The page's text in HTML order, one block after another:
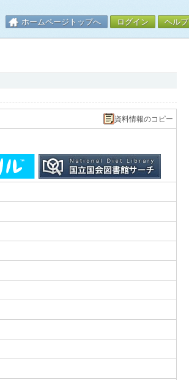
ホームページトップへ ログイン ヘルプ
資料情報のコピー